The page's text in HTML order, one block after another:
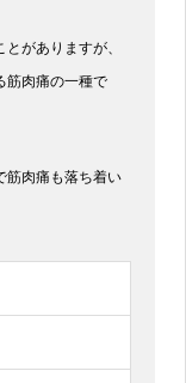
がありますが、
筋肉痛の一種で
筋肉痛も落ち着い